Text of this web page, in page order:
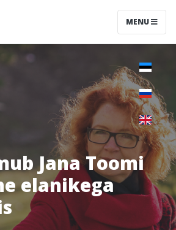
MENU
Jana Toomi
elanikega